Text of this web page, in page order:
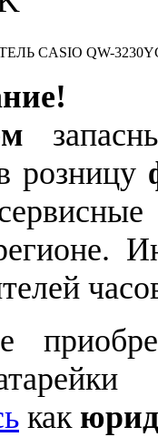
CASIO QW-
розницу
как